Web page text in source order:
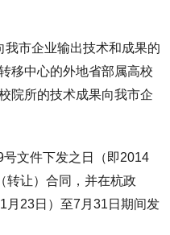
市企业输出技术和成果的
移中心的外地省部属高校
院所的技术成果向我市企
文件下发之日（即2014
转让）合同，并在杭政
月23日）至7月31日期间发